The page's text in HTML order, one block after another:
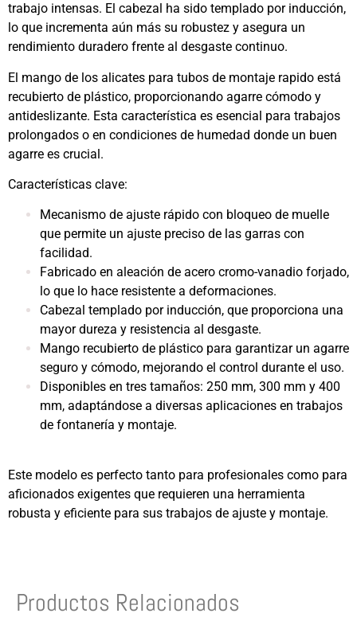
trabajo intensas. El cabezal ha sido templado por inducción,
lo que incrementa aún más su robustez y asegura un
rendimiento duradero frente al desgaste continuo.
El mango de los alicates para tubos de montaje rapido está
recubierto de plástico, proporcionando agarre cómodo y
antideslizante. Esta característica es esencial para trabajos
prolongados o en condiciones de humedad donde un buen
agarre es crucial.
Características clave:
Mecanismo de ajuste rápido con bloqueo de muelle
que permite un ajuste preciso de las garras con
facilidad.
Fabricado en aleación de acero cromo-vanadio forjado,
lo que lo hace resistente a deformaciones.
Cabezal templado por inducción, que proporciona una
mayor dureza y resistencia al desgaste.
Mango recubierto de plástico para garantizar un agarre
seguro y cómodo, mejorando el control durante el uso.
Disponibles en tres tamaños: 250 mm, 300 mm y 400
mm, adaptándose a diversas aplicaciones en trabajos
de fontanería y montaje.
Este modelo es perfecto tanto para profesionales como para
aficionados exigentes que requieren una herramienta
robusta y eficiente para sus trabajos de ajuste y montaje.
Productos Relacionados